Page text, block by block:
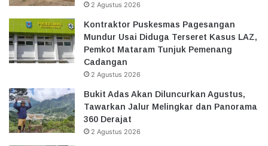
2 Agustus 2026
Kontraktor Puskesmas Pagesangan
Mundur Usai Diduga Terseret Kasus LAZ,
Pemkot Mataram Tunjuk Pemenang
Cadangan
2 Agustus 2026
Bukit Adas Akan Diluncurkan Agustus,
Tawarkan Jalur Melingkar dan Panorama
360 Derajat
2 Agustus 2026